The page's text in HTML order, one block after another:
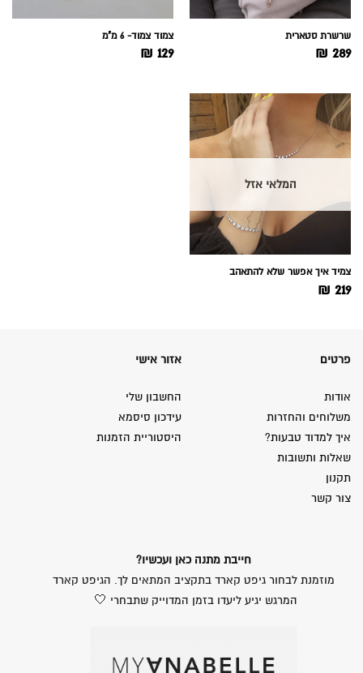
שרשרת סטארית
289
₪
צמוד צמוד- 6 מ"מ
129
₪
המלאי אזל
צמיד איך אפשר שלא להתאהב
219
₪
פרטים
אודות
משלוחים והחזרות
איך למדוד טבעות?
שאלות ותשובות
תקנון
צור קשר
אזור אישי
החשבון שלי
עידכון סיסמא
היסטוריית הזמנות
חייבת מתנה כאן ועכשיו?
מוזמנת לבחור גיפט קארד בתקציב המתאים לך. הגיפט קארד
המרגש יגיע ליעדו בזמן המדוייק שתבחרי 🤍